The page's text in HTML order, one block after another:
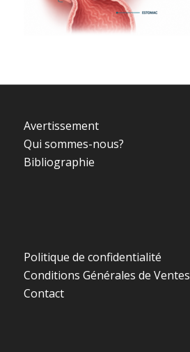
Avertissement
Qui sommes-nous?
Bibliographie
Politique de confidentialité
Conditions Générales de Ventes
Contact